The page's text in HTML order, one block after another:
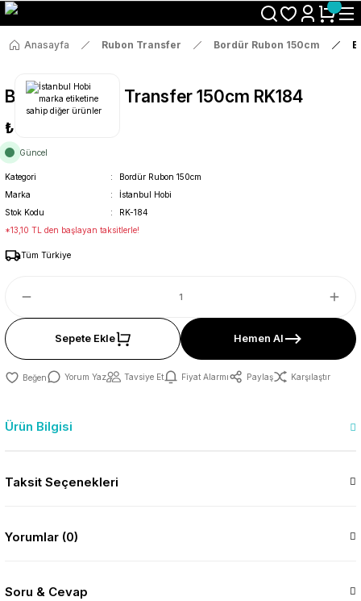
Size Özel "HG10" Koduyla Sepette Hemen %10 İndirimi Kaçırma
Anasayfa Rubon Transfer Bordür Rubon 150cm
Bordür Rub On Transfer 150cm RK184
₺69
Güncel
Kategori
Bordür Rubon 150cm
Marka
İstanbul Hobi
Stok Kodu
RK-184
*13,10 TL den başlayan taksitlerle!
Tüm Türkiye
Sepete Ekle Hemen Al
Yorum Yaz Tavsiye Et Fiyat Alarmı Paylaş Karşılaştır
Ürün Bilgisi
Taksit Seçenekleri
Yorumlar (0)
Soru & Cevap